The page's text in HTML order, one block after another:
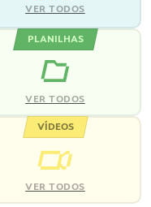
VER TODOS
PLANILHAS
VER TODOS
VÍDEOS
VER TODOS